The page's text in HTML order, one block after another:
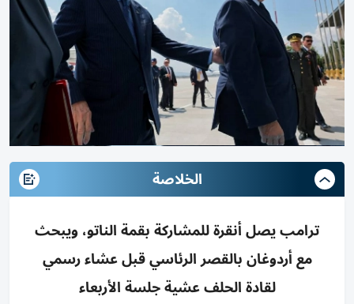
الخلاصة
ترامب يصل أنقرة للمشاركة بقمة الناتو، ويبحث
مع أردوغان بالقصر الرئاسي قبل عشاء رسمي
لقادة الحلف عشية جلسة الأربعاء